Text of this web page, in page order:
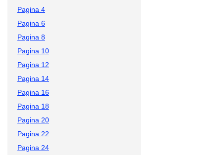
Pagina 4
Pagina 6
Pagina 8
Pagina 10
Pagina 12
Pagina 14
Pagina 16
Pagina 18
Pagina 20
Pagina 22
Pagina 24